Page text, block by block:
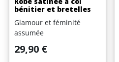
bénitier et bretelles
Glamour et féminité
assumée
Prix
29,90 €